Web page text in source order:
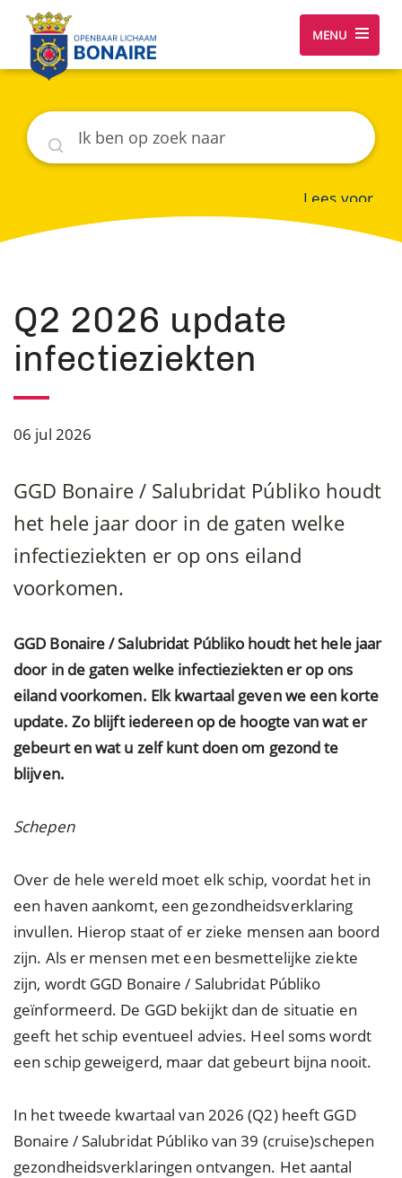
MENU
Zoeken
Lees voor
Q2 2026 update
infectieziekten
06 jul 2026
GGD Bonaire / Salubridat Públiko houdt
het hele jaar door in de gaten welke
infectieziekten er op ons eiland
voorkomen.
GGD Bonaire / Salubridat Públiko houdt het hele jaar
door in de gaten welke infectieziekten er op ons
eiland voorkomen. Elk kwartaal geven we een korte
update. Zo blijft iedereen op de hoogte van wat er
gebeurt en wat u zelf kunt doen om gezond te
blijven.
Schepen
Over de hele wereld moet elk schip, voordat het in
een haven aankomt, een gezondheidsverklaring
invullen. Hierop staat of er zieke mensen aan boord
zijn. Als er mensen met een besmettelijke ziekte
zijn, wordt GGD Bonaire / Salubridat Públiko
geïnformeerd. De GGD bekijkt dan de situatie en
geeft het schip eventueel advies. Heel soms wordt
een schip geweigerd, maar dat gebeurt bijna nooit.
In het tweede kwartaal van 2026 (Q2) heeft GGD
Bonaire / Salubridat Públiko van 39 (cruise)schepen
gezondheidsverklaringen ontvangen. Het aantal